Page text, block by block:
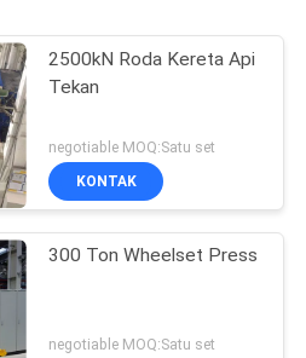
2500kN Roda Kereta Api
Tekan
negotiable MOQ:Satu set
KONTAK
300 Ton Wheelset Press
negotiable MOQ:Satu set